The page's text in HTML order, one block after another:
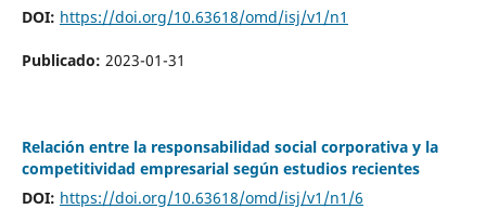
DOI: https://doi.org/10.63618/omd/isj/v1/n1
Publicado: 2023-01-31
Relación entre la responsabilidad social corporativa y la
competitividad empresarial según estudios recientes
DOI: https://doi.org/10.63618/omd/isj/v1/n1/6